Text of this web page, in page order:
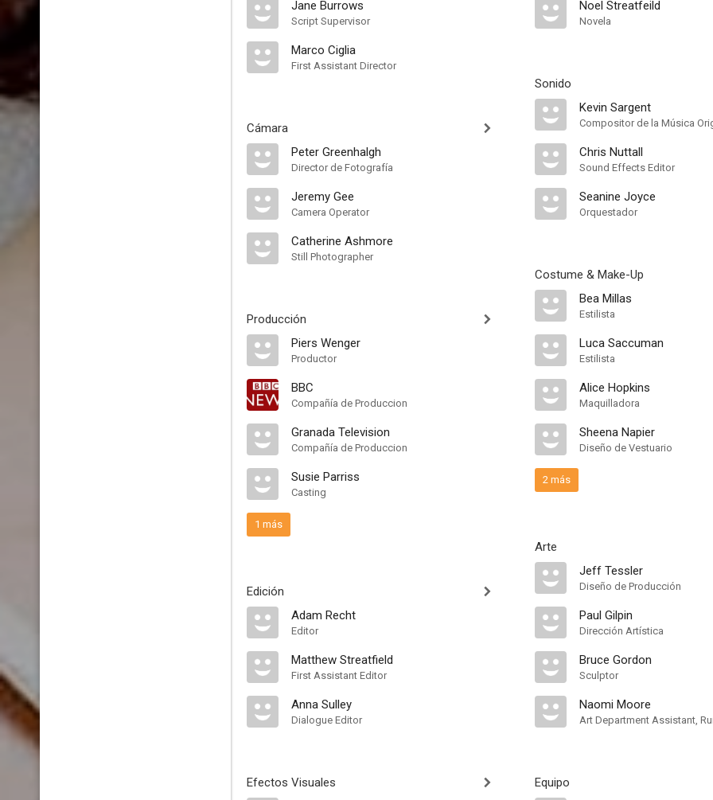
Jane Burrows
Script Supervisor
Marco Ciglia
First Assistant Director
Cámara
Peter Greenhalgh
Director de Fotografía
Jeremy Gee
Camera Operator
Catherine Ashmore
Still Photographer
Producción
Piers Wenger
Productor
BBC
Compañía de Produccion
Granada Television
Compañía de Produccion
Susie Parriss
Casting
1 más
Edición
Adam Recht
Editor
Matthew Streatfield
First Assistant Editor
Anna Sulley
Dialogue Editor
Efectos Visuales
Noel Streatfeild
Novela
Sonido
Kevin Sargent
Compositor de la Música
Chris Nuttall
Sound Effects Editor
Seanine Joyce
Orquestador
Costume & Make-Up
Bea Millas
Estilista
Luca Saccuman
Estilista
Alice Hopkins
Maquilladora
Sheena Napier
Diseño de Vestuario
2 más
Arte
Jeff Tessler
Diseño de Producción
Paul Gilpin
Dirección Artística
Bruce Gordon
Sculptor
Naomi Moore
Art Department Assistant,
Equipo